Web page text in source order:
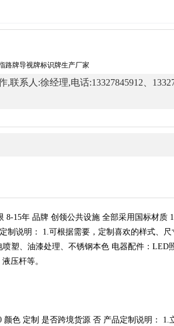
路牌导视牌标识牌生产厂家
系人:徐经理,电话:13327845912、
15年 品牌 创领公共设施 全部采用国标材质
说明： 1.可根据需要，定制喜欢的样式、
塑、油漆处理、不锈钢本色 电器配件：LED
压杆等。
颜色 定制 是否跨境货源 否 产品定制说明：